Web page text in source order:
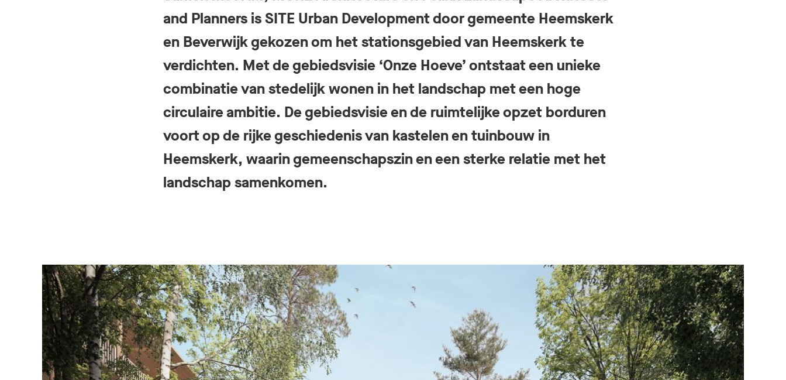
and Planners is SITE Urban Development door gemeente Heemskerk
en Beverwijk gekozen om het stationsgebied van Heemskerk te
verdichten. Met de gebiedsvisie ‘Onze Hoeve’ ontstaat een unieke
combinatie van stedelijk wonen in het landschap met een hoge
circulaire ambitie. De gebiedsvisie en de ruimtelijke opzet borduren
voort op de rijke geschiedenis van kastelen en tuinbouw in
Heemskerk, waarin gemeenschapszin en een sterke relatie met het
landschap samenkomen.